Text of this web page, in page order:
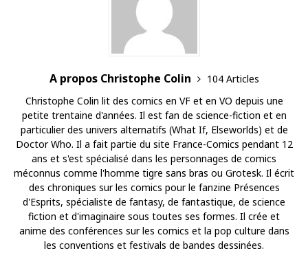
A propos Christophe Colin
104 Articles
Christophe Colin lit des comics en VF et en VO depuis une
petite trentaine d'années. Il est fan de science-fiction et en
particulier des univers alternatifs (What If, Elseworlds) et de
Doctor Who. Il a fait partie du site France-Comics pendant 12
ans et s'est spécialisé dans les personnages de comics
méconnus comme l'homme tigre sans bras ou Grotesk. Il écrit
des chroniques sur les comics pour le fanzine Présences
d'Esprits, spécialiste de fantasy, de fantastique, de science
fiction et d'imaginaire sous toutes ses formes. Il crée et
anime des conférences sur les comics et la pop culture dans
les conventions et festivals de bandes dessinées.